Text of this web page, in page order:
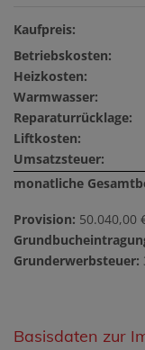
Kaufpreis:
Betriebskosten:
Heizkosten:
Warmwasser:
Reparaturrücklage:
Liftkosten:
Umsatzsteuer:
monatliche
Provision: 50.040,00
Grunderwerbsteuer:
Basisdaten zur